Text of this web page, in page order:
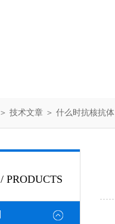
＞ 技术文章 ＞ 什么时抗核抗体
/ PRODUCTS